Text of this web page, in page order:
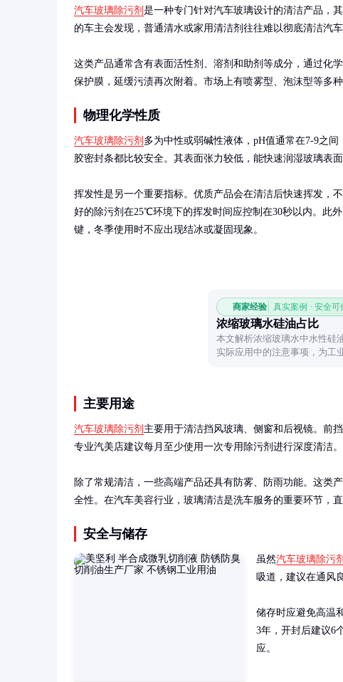
汽车玻璃除污剂 是一种专门针对汽车玻璃设计的清洁产品，
的车主会发现，普通清水或家用清洁剂往往难以彻底清洁汽
这类产品通常含有表面活性剂、溶剂和助剂等成分，通过化
保护膜，延缓污渍再次附着。市场上有喷雾型、泡沫型等多
物理化学性质
汽车玻璃除污剂 多为中性或弱碱性液体，pH值通常在7-9之
胶密封条都比较安全。其表面张力较低，能快速润湿玻璃表面
挥发性是另一个重要指标。优质产品会在清洁后快速挥发，
好的除污剂在25℃环境下的挥发时间应控制在30秒以内。此
键，冬季使用时不应出现结冰或凝固现象。
商家经验 真实案例 · 安全可
浓缩玻璃水硅油占比
本文解析浓缩玻璃水中水性硅
实际应用中的注意事项，为工
主要用途
汽车玻璃除污剂 主要用于清洁挡风玻璃、侧窗和后视镜。前
专业汽美店建议每月至少使用一次专用除污剂进行深度清洁。
除了常规清洁，一些高端产品还具有防雾、防雨功能。这类
全性。在汽车美容行业，玻璃清洁是洗车服务的重要环节，直
安全与储存
虽然汽车玻璃除污剂
吸道，建议在通风
储存时应避免高温
3年，开封后建议6
应。